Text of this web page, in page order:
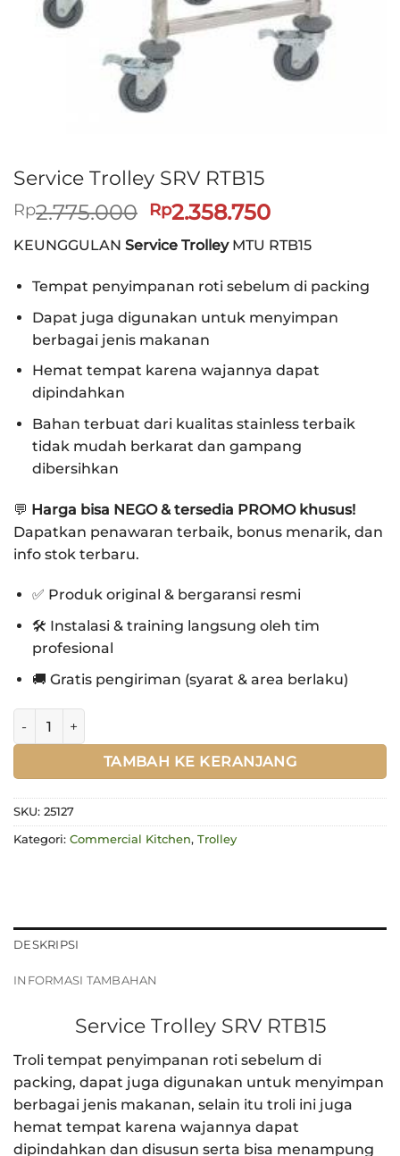
Service Trolley SRV RTB15
Rp2.775.000 Harga
aslinya
adalah:
Rp2.775.000.
Rp2.358.750Harga
saat
ini
adalah:
KEUNGGULAN Service TrolleyMTU RTB15
Tempat penyimpanan roti sebelum di packing
Dapat juga digunakan untuk menyimpan
berbagai jenis makanan
Hemat tempat karena wajannya dapat
dipindahkan
Bahan terbuat dari kualitas stainless terbaik
tidak mudah berkarat dan gampang
dibersihkan
💬 Harga bisa NEGO & tersedia PROMO khusus!
Dapatkan penawaran terbaik, bonus menarik, dan
info stok terbaru.
✅ Produk original & bergaransi resmi
🛠️ Instalasi & training langsung oleh tim
profesional
🚚 Gratis pengiriman (syarat & area berlaku)
Kuantitas Service Trolley SRV RTB15
TAMBAH KE KERANJANG
SKU: 25127
Kategori: Commercial Kitchen, Trolley
DESKRIPSI
INFORMASI TAMBAHAN
Service Trolley SRV RTB15
Troli tempat penyimpanan roti sebelum di
packing, dapat juga digunakan untuk menyimpan
berbagai jenis makanan, selain itu troli ini juga
hemat tempat karena wajannya dapat
dipindahkan dan disusun serta bisa menampung